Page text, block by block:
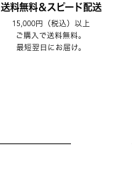
送料無料＆スピード配送
15,000円（税込）以上
ご購入で送料無料。
最短翌日にお届け。